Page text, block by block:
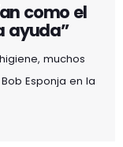
como el
ayuda”
muchos
Esponja en la
Era invierno,